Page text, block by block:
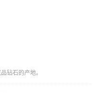
钻石的产地。